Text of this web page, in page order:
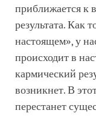
приближается к
результата. Как
настоящем», у
происходит в
кармический
возникнет. В
перестанет